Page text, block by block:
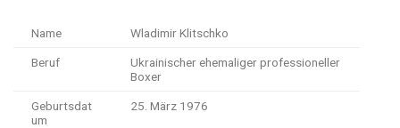
Name Wladimir Klitschko
Beruf
Ukrainischer ehemaliger professioneller
Boxer
Geburtsdat
um
25. März 1976